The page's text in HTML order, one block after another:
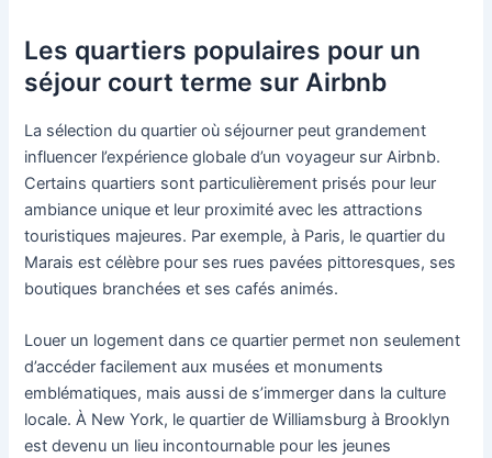
Les quartiers populaires pour un
séjour court terme sur Airbnb
La sélection du quartier où séjourner peut grandement
influencer l’expérience globale d’un voyageur sur Airbnb.
Certains quartiers sont particulièrement prisés pour leur
ambiance unique et leur proximité avec les attractions
touristiques majeures. Par exemple, à Paris, le quartier du
Marais est célèbre pour ses rues pavées pittoresques, ses
boutiques branchées et ses cafés animés.
Louer un logement dans ce quartier permet non seulement
d’accéder facilement aux musées et monuments
emblématiques, mais aussi de s’immerger dans la culture
locale. À New York, le quartier de Williamsburg à Brooklyn
est devenu un lieu incontournable pour les jeunes